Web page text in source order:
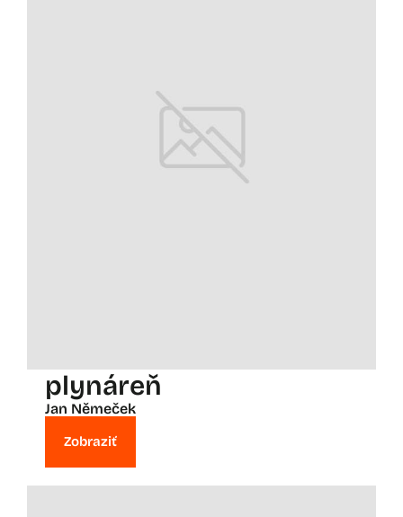
plynáreň
Jan Němeček
Zobraziť